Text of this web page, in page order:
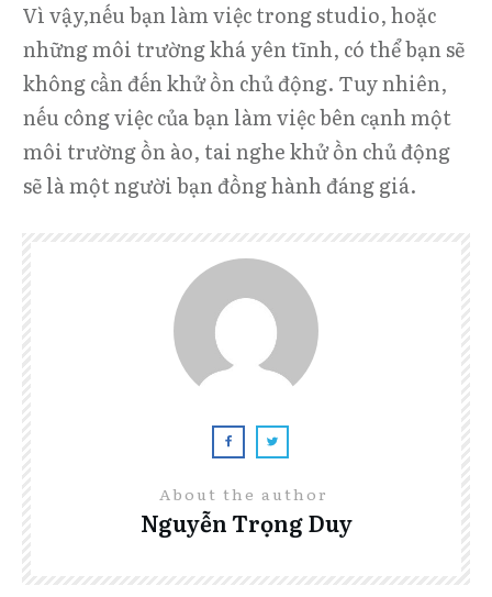
Vì vậy,nếu bạn làm việc trong studio, hoặc
những môi trường khá yên tĩnh, có thể bạn sẽ
không cần đến khử ồn chủ động. Tuy nhiên,
nếu công việc của bạn làm việc bên cạnh một
môi trường ồn ào, tai nghe khử ồn chủ động
sẽ là một người bạn đồng hành đáng giá.
About the author
Nguyễn Trọng Duy